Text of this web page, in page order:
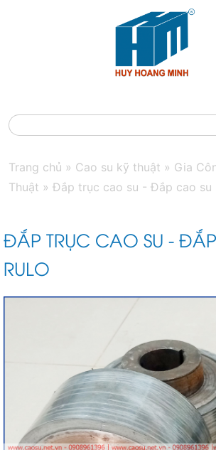
Trang chủ » Cao su kỹ thuật » Gia
Thuật » Đắp trục cao su - Đắp cao su
ĐẮP TRỤC CAO SU -
RULO